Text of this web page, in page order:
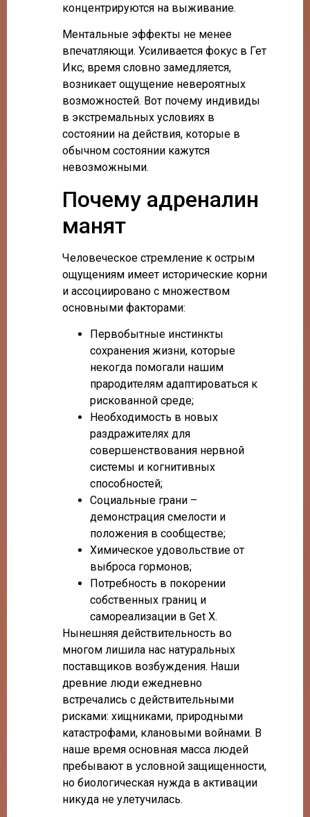
концентрируются на выживание.
Ментальные эффекты не менее
впечатляющи. Усиливается фокус в Гет
Икс, время словно замедляется,
возникает ощущение невероятных
возможностей. Вот почему индивиды
в экстремальных условиях в
состоянии на действия, которые в
обычном состоянии кажутся
невозможными.
Почему адреналин
манят
Человеческое стремление к острым
ощущениям имеет исторические корни
и ассоциировано с множеством
основными факторами:
Первобытные инстинкты
сохранения жизни, которые
некогда помогали нашим
прародителям адаптироваться к
рискованной среде;
Необходимость в новых
раздражителях для
совершенствования нервной
системы и когнитивных
способностей;
Социальные грани –
демонстрация смелости и
положения в сообществе;
Химическое удовольствие от
выброса гормонов;
Потребность в покорении
собственных границ и
самореализации в Get X.
Нынешняя действительность во
многом лишила нас натуральных
поставщиков возбуждения. Наши
древние люди ежедневно
встречались с действительными
рисками: хищниками, природными
катастрофами, клановыми войнами. В
наше время основная масса людей
пребывают в условной защищенности,
но биологическая нужда в активации
никуда не улетучилась.